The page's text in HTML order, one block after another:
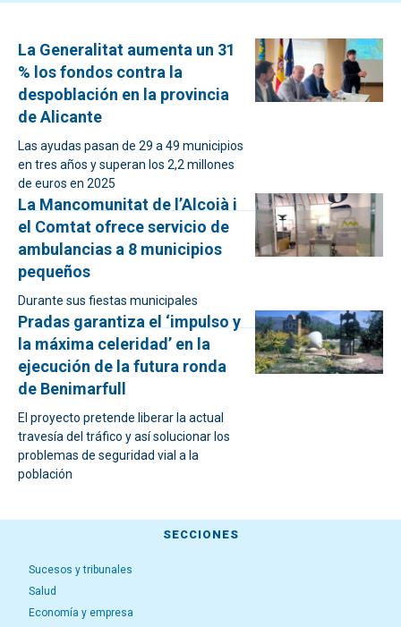
La Generalitat aumenta un 31
% los fondos contra la
despoblación en la provincia
de Alicante
Las ayudas pasan de 29 a 49 municipios
en tres años y superan los 2,2 millones
de euros en 2025
La Mancomunitat de l’Alcoià i
el Comtat ofrece servicio de
ambulancias a 8 municipios
pequeños
Durante sus fiestas municipales
Pradas garantiza el ‘impulso y
la máxima celeridad’ en la
ejecución de la futura ronda
de Benimarfull
El proyecto pretende liberar la actual
travesía del tráfico y así solucionar los
problemas de seguridad vial a la
población
SECCIONES
Sucesos y tribunales
Salud
Economía y empresa